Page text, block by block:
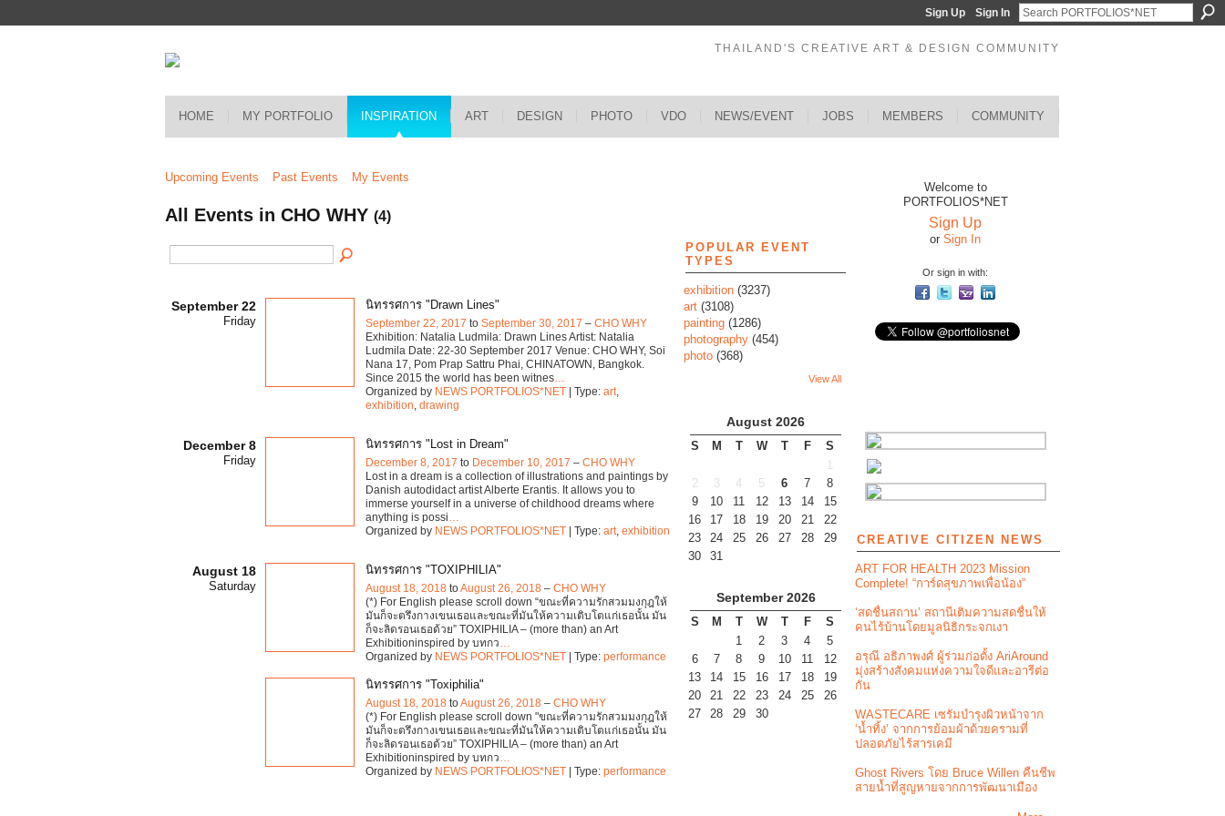
Sign Up Sign In
THAILAND'S CREATIVE ART & DESIGN COMMUNITY
HOME MY PORTFOLIO INSPIRATION ART DESIGN PHOTO VDO NEWS/EVENT JOBS MEMBERS COMMUNITY
Upcoming Events Past Events My Events
All Events in CHO WHY (4)
September 22
Friday
นิทรรศการ "Drawn Lines"
September 22, 2017 to September 30, 2017 – CHO WHY
Exhibition: Natalia Ludmila: Drawn Lines Artist: Natalia
Ludmila Date: 22-30 September 2017 Venue: CHO WHY, Soi
Nana 17, Pom Prap Sattru Phai, CHINATOWN, Bangkok.
Since 2015 the world has been witnes…
Organized by NEWS PORTFOLIOS*NET | Type: art,
exhibition, drawing
December 8
Friday
นิทรรศการ "Lost in Dream"
December 8, 2017 to December 10, 2017 – CHO WHY
Lost in a dream is a collection of illustrations and paintings by
Danish autodidact artist Alberte Erantis. It allows you to
immerse yourself in a universe of childhood dreams where
anything is possi
Organized by NEWS PORTFOLIOS*NET | Type: art exhibition
August 18
Saturday
นิทรรศการ "TOXIPHILIA"
August 18, 2018 toAugust 26, 2018 – CHO WHY
(*) For English please scroll down “ขณะที่ความรักสวมมงกุฎให้
มันก็จะตรึงกางเขนเธอและขณะที่มันให้ความเติบโตแก่เธอนั้น มัน
ก็จะลิดรอนเธอด้วย” TOXIPHILIA – (more than) an Art
Exhibitioninspired by บทกว
Organized by NEWS PORTFOLIOS*NET | Type: performance
นิทรรศการ "Toxiphilia"
August 18, 2018 toAugust 26, 2018 – CHO WHY
(*) For English please scroll down "ขณะที่ความรักสวมมงกุฎให้
มันก็จะตรึงกางเขนเธอและขณะที่มันให้ความเติบโตแก่เธอนั้น มัน
ก็จะลิดรอนเธอด้วย” TOXIPHILIA – (more than) an Art
Exhibitioninspired by บทกว…
Organized by NEWS PORTFOLIOS*NET | Type: performance
POPULAR EVENT
TYPES
exhibition (3237)
art (3108)
painting (1286)
photography (454)
photo (368)
View All
August 2026
S M T W T F
S
1
2
3 4 5 6 7
8
9
10 11 12 13 14
15
16
17 18 19 20 21
22
23
24 25 26 27 28
29
30
31
September 2026
S M T W T F
S
1
2 3 4
5
6
7 8 9 10 11
12
13
14 15 16 17 18
19
20
21 22 23 24 25
26
27
28 29 30
Welcome to
PORTFOLIOS*NET
Sign Up
or Sign In
Or sign in with:
CREATIVE CITIZEN NEWS
ART FOR HEALTH 2023 Mission
Complete! “การ์ดสุขภาพเพื่อน้อง”
‘สดชื่นสถาน’ สถานีเติมความสดชื่นให้
คนไร้บ้านโดยมูลนิธิกระจกเงา
อรุณี อธิภาพงศ์ ผู้ร่วมก่อตั้ง AriAround
มุ่งสร้างสังคมแห่งความใจดีและอารีต่อ
กัน
WASTECARE เซรัมบำรุงผิวหน้าจาก
‘น้ำทิ้ง’ จากการย้อมผ้าด้วยครามที่
ปลอดภัยไร้สารเคมี
Ghost Rivers โดย Bruce Willen คืนชีพ
สายน้ำที่สูญหายจากการพัฒนาเมือง